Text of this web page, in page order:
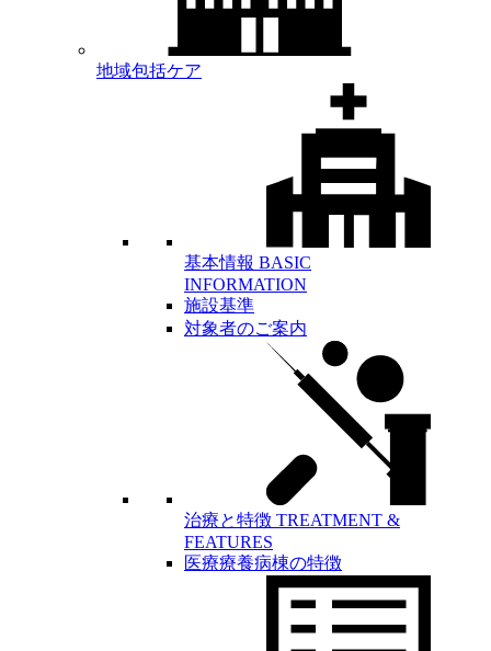
地域包括ケア
基本情報 BASIC
INFORMATION
施設基準
対象者のご案内
治療と特徴 TREATMENT &
FEATURES
医療療養病棟の特徴